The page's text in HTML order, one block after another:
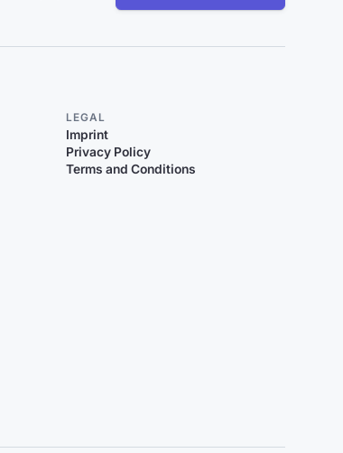
LEGAL
Imprint
Privacy Policy
Terms and Conditions